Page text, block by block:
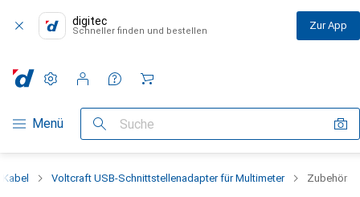
digitec
Schneller finden und bestellen Zur App
Navigation nach Kategorien
Menü Suche
Einstellungen
Kundenkonto
Vergleichslisten
Merklisten
Warenkorb
Voltcraft USB-Schnittstellenadapter für Multimeter Zubehör